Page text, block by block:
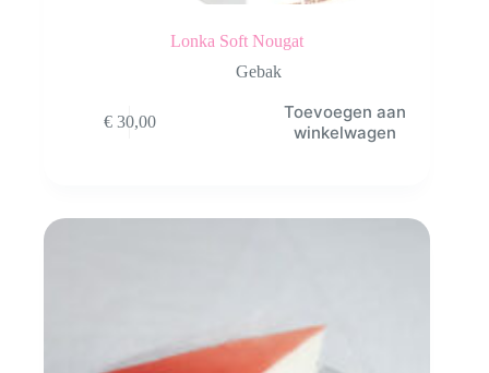
Lonka Soft Nougat
Gebak
€30,00
Toevoegen aan
winkelwagen